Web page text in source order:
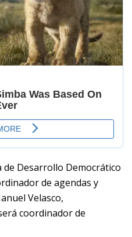
Desarrollo Democrático
de agendas y
Velasco,
coordinador de